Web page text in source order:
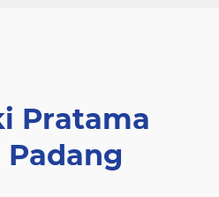
Pratama
Padang